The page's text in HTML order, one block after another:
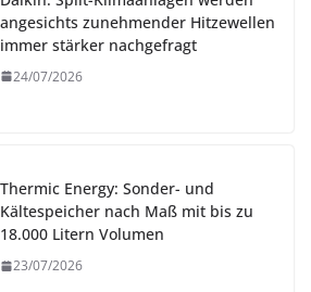
angesichts zunehmender Hitzewellen
immer stärker nachgefragt
24/07/2026
Thermic Energy: Sonder- und
Kältespeicher nach Maß mit bis zu
18.000 Litern Volumen
23/07/2026